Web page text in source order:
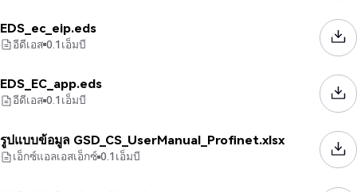
EDS_ec_eip.eds
อีดีเอส 0.1เอ็มบี
EDS_EC_app.eds
อีดีเอส 0.1เอ็มบี
รูปแบบข้อมูล GSD_CS_UserManual_Profinet.xlsx
เอ็กซ์แอลเอสเอ็กซ์ 0.1เอ็มบี